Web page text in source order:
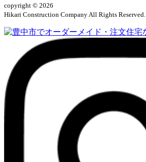
copyright © 2026
Hikari Construction Company All Rights Reserved.